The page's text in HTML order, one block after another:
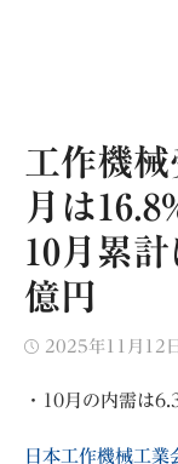
工作機械
月は
10月累計
億円
Posted
2025年11月12日
・10月の内需は
日本工作機械工業